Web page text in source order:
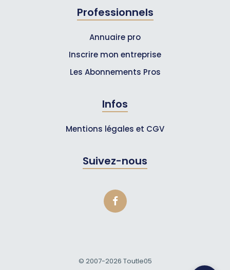
Professionnels
Annuaire pro
Inscrire mon entreprise
Les Abonnements Pros
Infos
Mentions légales et CGV
Suivez-nous
© 2007-2026 Toutle05